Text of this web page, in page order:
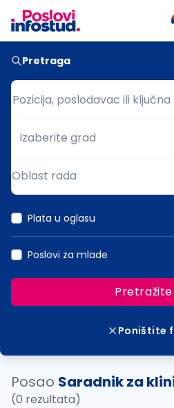
Pretraga
Pozicija, poslodavac ili ključna
Pozicija, poslodavac ili
Grad
Izaberite grad
Oblast rada
Plata u oglasu
Poslovi za mlade
Pretražite
Poništite
Posao Saradnik za
(0 rezultata)